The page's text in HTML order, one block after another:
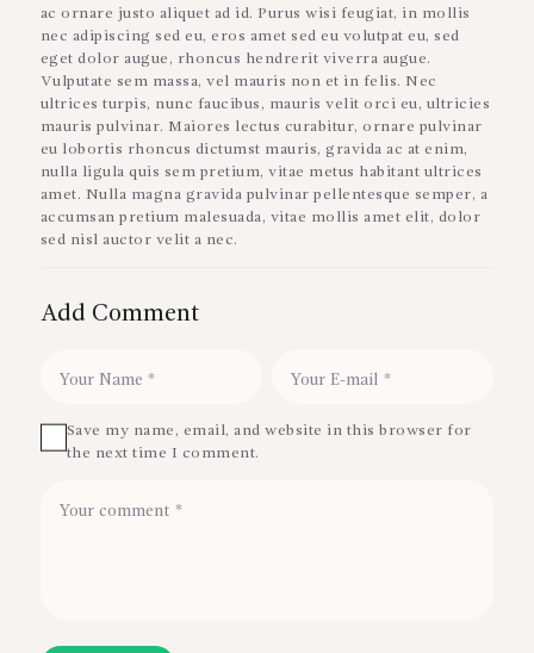
ac ornare justo aliquet ad id. Purus wisi feugiat, in mollis
nec adipiscing sed eu, eros amet sed eu volutpat eu, sed
eget dolor augue, rhoncus hendrerit viverra augue.
Vulputate sem massa, vel mauris non et in felis. Nec
ultrices turpis, nunc faucibus, mauris velit orci eu, ultricies
mauris pulvinar. Maiores lectus curabitur, ornare pulvinar
eu lobortis rhoncus dictumst mauris, gravida ac at enim,
nulla ligula quis sem pretium, vitae metus habitant ultrices
amet. Nulla magna gravida pulvinar pellentesque semper, a
accumsan pretium malesuada, vitae mollis amet elit, dolor
sed nisl auctor velit a nec.
Add Comment
Save my name, email, and website in this browser for
the next time I comment.